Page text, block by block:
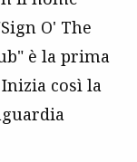
O' The
è la prima
così la